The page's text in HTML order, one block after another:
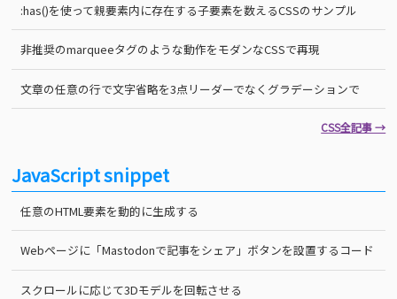
:has()を使って親要素内に存在する子要素を数えるCSSのサンプル
非推奨のmarqueeタグのような動作をモダンなCSSで再現
文章の任意の行で文字省略を3点リーダーでなくグラデーションで
CSS全記事 →
JavaScript snippet
任意のHTML要素を動的に生成する
Webページに「Mastodonで記事をシェア」ボタンを設置するコード
スクロールに応じて3Dモデルを回転させる